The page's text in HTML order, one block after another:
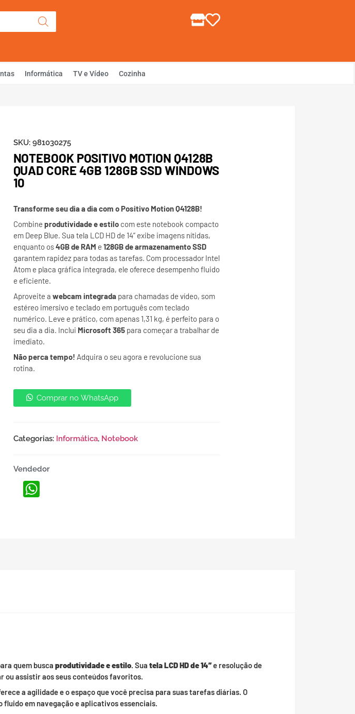
Olá, Faça Login ou Cadastre-se
Informática TV e Vídeo Cozinha
SKU: 981030275
NOTEBOOK POSITIVO MOTION Q4128B
QUAD CORE 4GB 128GB SSD WINDOWS
10
Transforme seu dia a dia com o Positivo Motion Q4128B!
Combine produtividade e estilocom este notebook compacto
em Deep Blue. Sua tela LCD HD de 14” exibe imagens nítidas,
enquanto os4GB de RAM e 128GB de armazenamento SSD
garantem rapidez para todas as tarefas. Com processador Intel
Atom e placa gráfica integrada, ele oferece desempenho fluido
e eficiente.
Aproveite a webcam integradapara chamadas de vídeo, som
estéreo imersivo e teclado em português com teclado
numérico. Leve e prático, com apenas 1,31 kg, é perfeito para o
seu dia a dia. Inclui Microsoft 365para começar a trabalhar de
imediato.
Não perca tempo! Adquira o seu agora e revolucione sua
rotina.
Comprar no WhatsApp
Categorias: Informática, Notebook
Vendedor
WhatsApp
quem busca produtividade e estilo. Sua tela LCD HD de 14”e resolução de
ou assistir aos seus conteúdos favoritos.
a agilidade e o espaço que você precisa para suas tarefas diárias. O
em navegação e aplicativos essenciais.